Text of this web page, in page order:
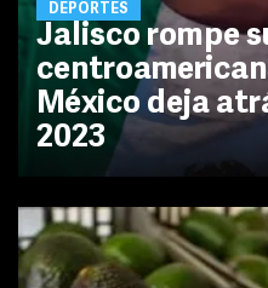
DEPORTES
Jalisco rompe
México deja
2023